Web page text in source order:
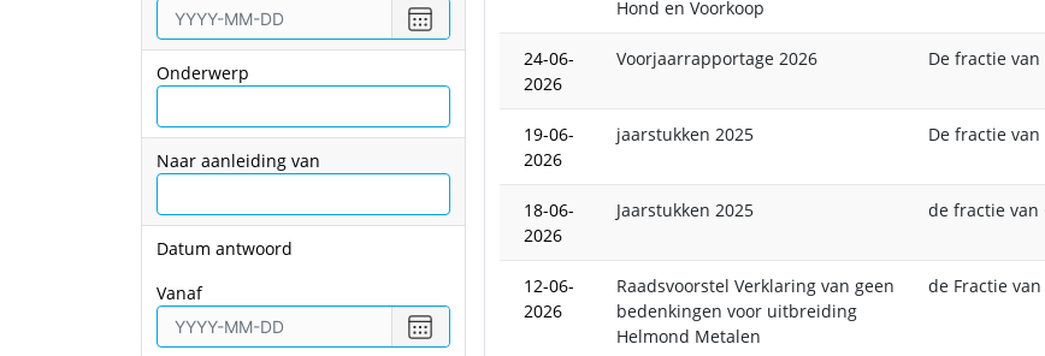
Choose
date
Onderwerp
Naar aanleiding van
Datum antwoord
vanaf
Choose
date
Hond en Voorkoop
24-06-
2026
Voorjaarrapportage 2026 De fractie van
19-06-
2026
jaarstukken 2025 De fractie van
18-06-
2026
Jaarstukken 2025 de fractie van
12-06-
2026
Raadsvoorstel Verklaring van geen
bedenkingen voor uitbreiding
Helmond Metalen
de Fractie van